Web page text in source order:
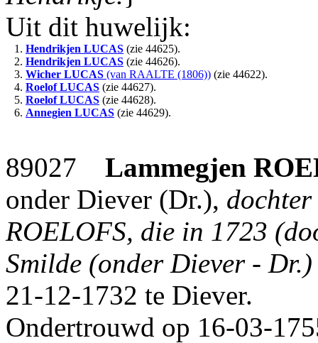
Uit dit huwelijk:
1. Hendrikjen LUCAS (zie 44625).
2. Hendrikjen LUCAS (zie 44626).
3. Wicher LUCAS (van RAALTE (1806)) (zie 44622).
4. Roelof LUCAS (zie 44627).
5. Roelof LUCAS (zie 44628).
6. Annegien LUCAS (zie 44629).
89027 Lammegjen
onder Diever (Dr.),
ROELOFS, die in 1723
Smilde (onder Diever -
21-12-1732 te Diever.
Ondertrouwd op 16-03-